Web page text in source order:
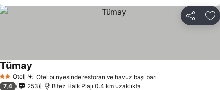
Paylaş
2 Yıldız
Otel Otel bünyesinde restoran ve havuz başı barı
Tümay
7,4 253 Bitez Halk Plajı 0.4 km uzaklıkta